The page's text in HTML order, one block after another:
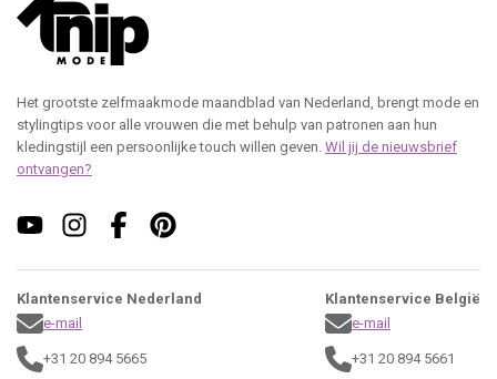
Het grootste zelfmaakmode maandblad van Nederland, brengt mode en
stylingtips voor alle vrouwen die met behulp van patronen aan hun
kledingstijl een persoonlijke touch willen geven. Wil jij de nieuwsbrief
ontvangen?
Klantenservice Nederland
e-mail
+31 20 894 5665
Klantenservice België
e-mail
+31 20 894 5661